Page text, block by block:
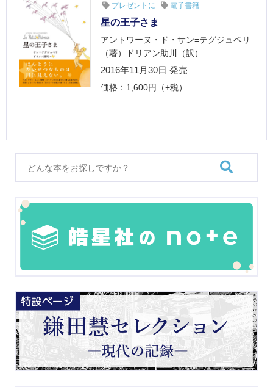
プレゼントに
電子書籍
星の王子さま
アントワーヌ・ド・サン=テグジュペリ
（著）ドリアン助川（訳）
2016年11月30日 発売
価格：1,600円（+税）